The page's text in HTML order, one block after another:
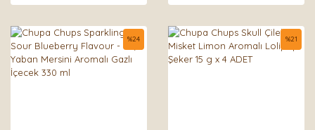
%24 %21